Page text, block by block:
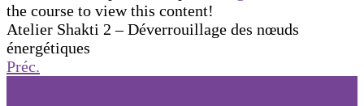
the course to view this content!
Atelier Shakti 2 – Déverrouillage des nœuds
énergétiques
Préc.